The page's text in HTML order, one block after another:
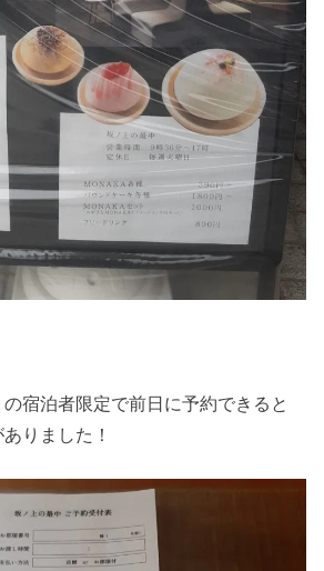
宿泊者限定で前日に予約できると
りました！